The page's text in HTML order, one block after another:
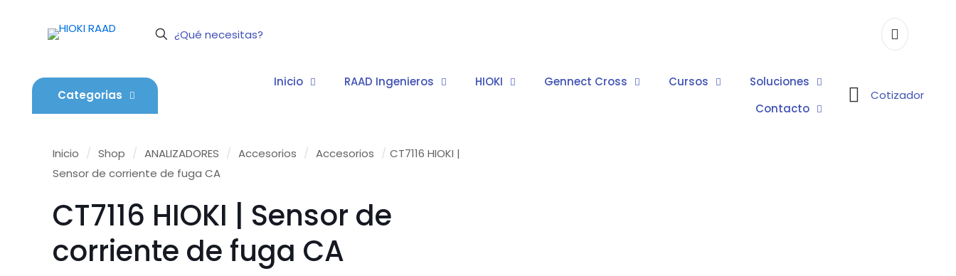
Categorias
Inicio RAAD Ingenieros HIOKI Gennect Cross Cursos
Soluciones
Contacto
Cotizador
Inicio / Shop / ANALIZADORES / Accesorios / Accesorios / CT7116 HIOKI |
Sensor de corriente de fuga CA
CT7116 HIOKI | Sensor de
corriente de fuga CA